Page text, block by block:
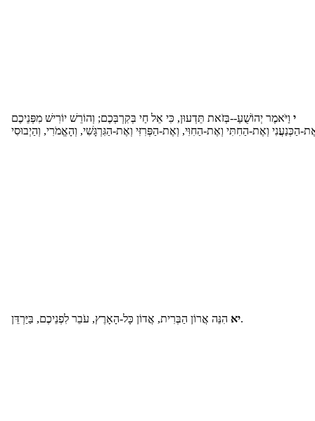
י וַיֹּאמֶר יְהוֹשֻׁעַ--בְּזֹאת תֵּדְעוּן, כִּי אֵל חַי בְּקִרְבְּכֶם; וְהוֹרֵשׁ יוֹרִישׁ מִפְּנֵיכֶם
יאהִנֵּה אֲרוֹן הַבְּרִית, אֲדוֹן כָּל-הָאָרֶץ, עֹבֵר לִפְנֵיכֶם, בַּיַּרְדֵּן.